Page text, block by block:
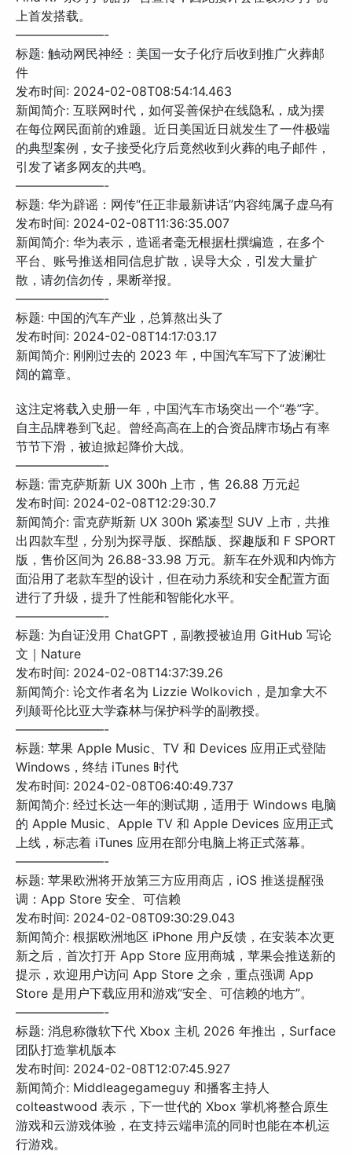
上首发搭载。
———————-
标题: 触动网民神经：美国一女子化疗后收到推广火葬邮
件
发布时间: 2024-02-08T08:54:14.463
新闻简介: 互联网时代，如何妥善保护在线隐私，成为摆
在每位网民面前的难题。近日美国近日就发生了一件极端
的典型案例，女子接受化疗后竟然收到火葬的电子邮件，
引发了诸多网友的共鸣。
———————-
标题: 华为辟谣：网传“任正非最新讲话”内容纯属子虚乌有
发布时间: 2024-02-08T11:36:35.007
新闻简介: 华为表示，造谣者毫无根据杜撰编造，在多个
平台、账号推送相同信息扩散，误导大众，引发大量扩
散，请勿信勿传，果断举报。
———————-
标题: 中国的汽车产业，总算熬出头了
发布时间: 2024-02-08T14:17:03.17
新闻简介: 刚刚过去的 2023 年，中国汽车写下了波澜壮
阔的篇章。
这注定将载入史册一年，中国汽车市场突出一个“卷”字。
自主品牌卷到飞起。曾经高高在上的合资品牌市场占有率
节节下滑，被迫掀起降价大战。
———————-
标题: 雷克萨斯新 UX 300h 上市，售 26.88 万元起
发布时间: 2024-02-08T12:29:30.7
新闻简介: 雷克萨斯新 UX 300h 紧凑型 SUV 上市，共推
出四款车型，分别为探寻版、探酷版、探趣版和 F SPORT
版，售价区间为 26.88-33.98 万元。新车在外观和内饰方
面沿用了老款车型的设计，但在动力系统和安全配置方面
进行了升级，提升了性能和智能化水平。
———————-
标题: 为自证没用 ChatGPT，副教授被迫用 GitHub 写论
文｜Nature
发布时间: 2024-02-08T14:37:39.26
新闻简介: 论文作者名为 Lizzie Wolkovich，是加拿大不
列颠哥伦比亚大学森林与保护科学的副教授。
———————-
标题: 苹果 Apple Music、TV 和 Devices 应用正式登陆
Windows，终结 iTunes 时代
发布时间: 2024-02-08T06:40:49.737
新闻简介: 经过长达一年的测试期，适用于 Windows 电脑
的 Apple Music、Apple TV 和 Apple Devices 应用正式
上线，标志着 iTunes 应用在部分电脑上将正式落幕。
———————-
标题: 苹果欧洲将开放第三方应用商店，iOS 推送提醒强
调：App Store 安全、可信赖
发布时间: 2024-02-08T09:30:29.043
新闻简介: 根据欧洲地区 iPhone 用户反馈，在安装本次更
新之后，首次打开 App Store 应用商城，苹果会推送新的
提示，欢迎用户访问 App Store 之余，重点强调 App
Store 是用户下载应用和游戏“安全、可信赖的地方”。
———————-
标题: 消息称微软下代 Xbox 主机 2026 年推出，Surface
团队打造掌机版本
发布时间: 2024-02-08T12:07:45.927
新闻简介: Middleagegameguy 和播客主持人
colteastwood 表示，下一世代的 Xbox 掌机将整合原生
游戏和云游戏体验，在支持云端串流的同时也能在本机运
行游戏。